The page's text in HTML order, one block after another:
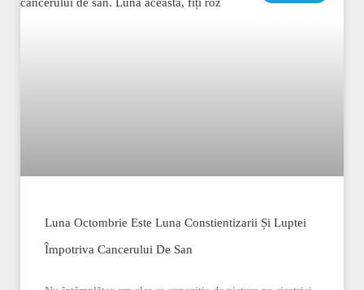
Luna Octombrie Este Luna Constientizarii Și Luptei
Împotriva Cancerului De San